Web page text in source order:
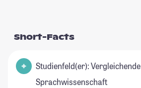
Short-Facts
Studienfeld(er): Vergleichende
Sprachwissenschaft